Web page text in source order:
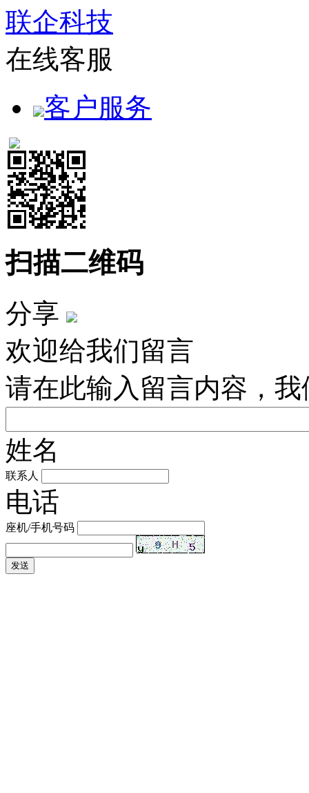
联企科技
在线客服
客户服务
扫描二维码
分享
欢迎给我们留言
请在此输入留言内容，
姓名
联系人
电话
座机/手机号码